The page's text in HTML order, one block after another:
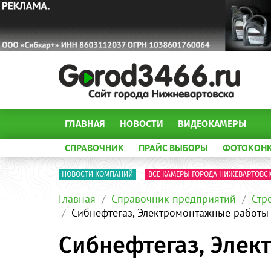
ГЛАВНАЯ НОВОСТИ ВИДЕОКАМЕРЫ
СПРАВОЧНИК ПРАЙС ВЫБОРЫ
НОВОСТИ КОМПАНИЙ ВСЕ КАМЕРЫ ГОРОДА
Главная Справочник предприятий
Сибнефтегаз, Электромонтажные
Сибнефтегаз,